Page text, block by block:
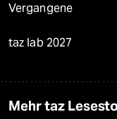
Vergangene
taz lab 2027
Mehr taz